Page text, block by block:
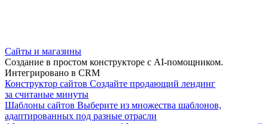
Сайты и магазины
Создание в простом конструкторе с AI-помощником.
Интегрировано в CRM
Конструктор сайтов Создайте продающий лендинг
за считаные минуты
Шаблоны сайтов Выберите из множества шаблонов,
адаптированных под разные отрасли